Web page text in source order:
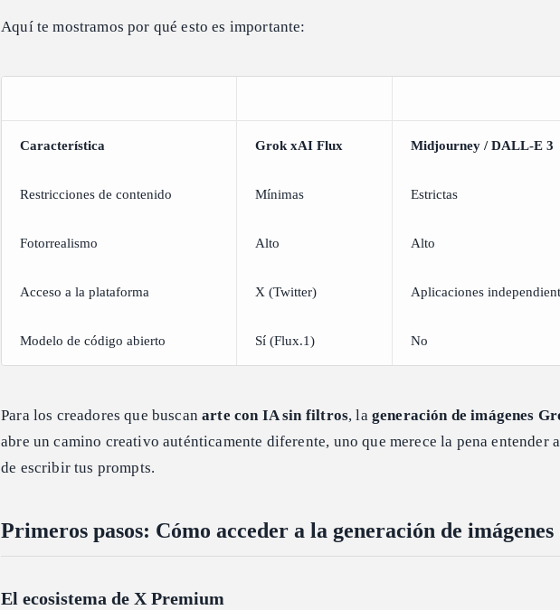
Aquí te mostramos por qué esto es importante:
Característica Grok xAI Flux Midjourney / DALL-E 3
Restricciones de contenido Mínimas Estrictas
Fotorrealismo Alto Alto
Acceso a la plataforma X (Twitter) Aplicaciones
Modelo de código abierto Sí (Flux.1) No
Para los creadores que buscanarte con IA sin filtros, la generación de imágenes
abre un camino creativo auténticamente diferente, uno que merece la pena entender
de escribir tus prompts.
Primeros pasos: Cómo acceder a la generación de
El ecosistema de X Premium